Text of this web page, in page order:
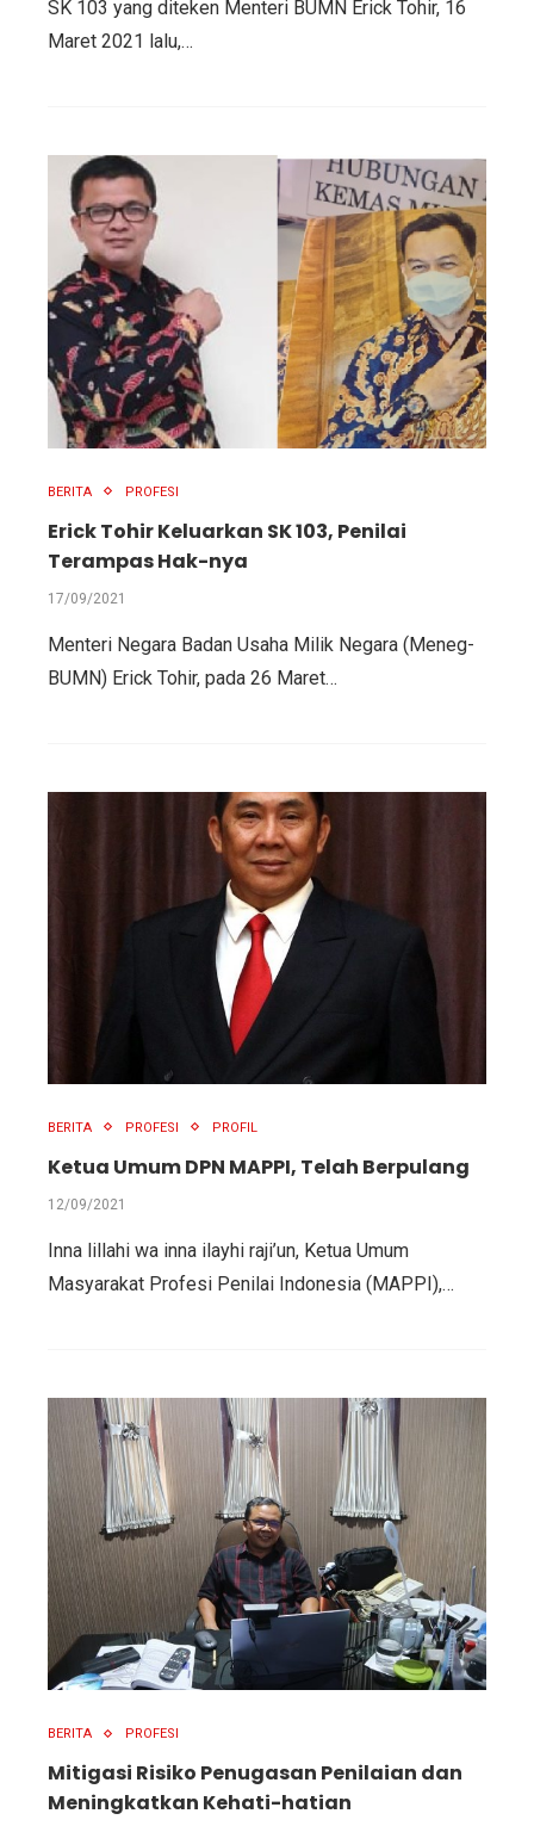
SK 103 yang diteken Menteri BUMN Erick Tohir, 16
Maret 2021 lalu,…
BERITA PROFESI
Erick Tohir Keluarkan SK 103, Penilai
Terampas Hak-nya
17/09/2021
Menteri Negara Badan Usaha Milik Negara (Meneg-
BUMN) Erick Tohir, pada 26 Maret…
BERITA PROFESI PROFIL
Ketua Umum DPN MAPPI, Telah Berpulang
12/09/2021
Inna lillahi wa inna ilayhi raji’un, Ketua Umum
Masyarakat Profesi Penilai Indonesia (MAPPI),…
BERITA PROFESI
Mitigasi Risiko Penugasan Penilaian dan
Meningkatkan Kehati-hatian